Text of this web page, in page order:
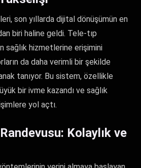
son yıllarda dijital dönüşümün en
biri haline geldi. Tele-tıp
sağlık hizmetlerine erişimini
da daha verimli bir şekilde
tanıyor. Bu sistem, özellikle
bir ivme kazandı ve sağlık
yol açtı.
Kolaylık ve